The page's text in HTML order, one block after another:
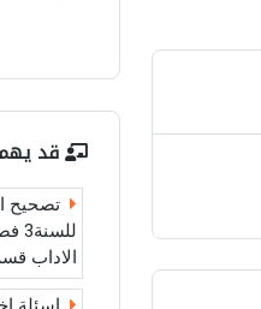
قد
تصحيح
الاداب